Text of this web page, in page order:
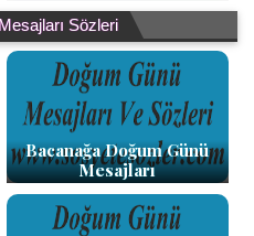
Sözleri
Bacanağa Doğum Günü
Mesajları